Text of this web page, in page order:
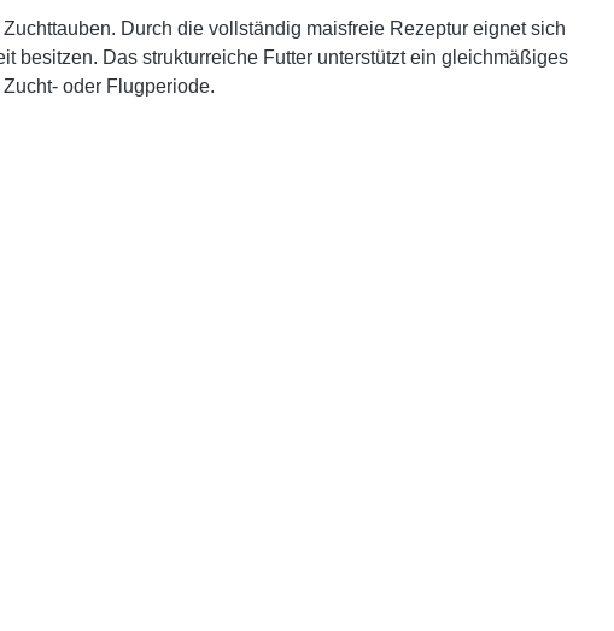
. Durch die vollständig maisfreie Rezeptur eignet sich
besitzen. Das strukturreiche Futter unterstützt ein gleichmäßiges
oder Flugperiode.